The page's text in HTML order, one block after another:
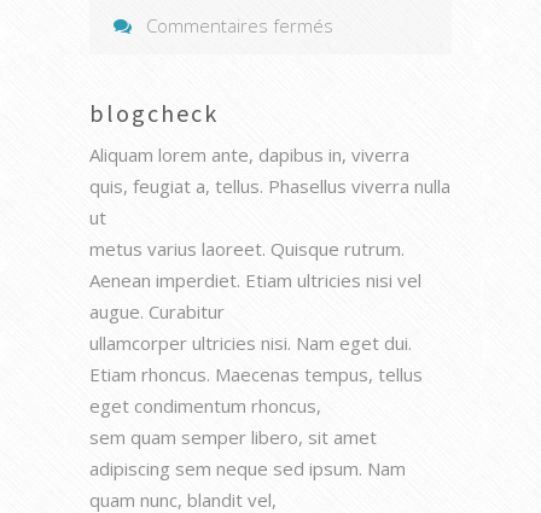
Commentaires fermés
blogcheck
Aliquam lorem ante, dapibus in, viverra
quis, feugiat a, tellus. Phasellus viverra nulla
ut
metus varius laoreet. Quisque rutrum.
Aenean imperdiet. Etiam ultricies nisi vel
augue. Curabitur
ullamcorper ultricies nisi. Nam eget dui.
Etiam rhoncus. Maecenas tempus, tellus
eget condimentum rhoncus,
sem quam semper libero, sit amet
adipiscing sem neque sed ipsum. Nam
quam nunc, blandit vel,